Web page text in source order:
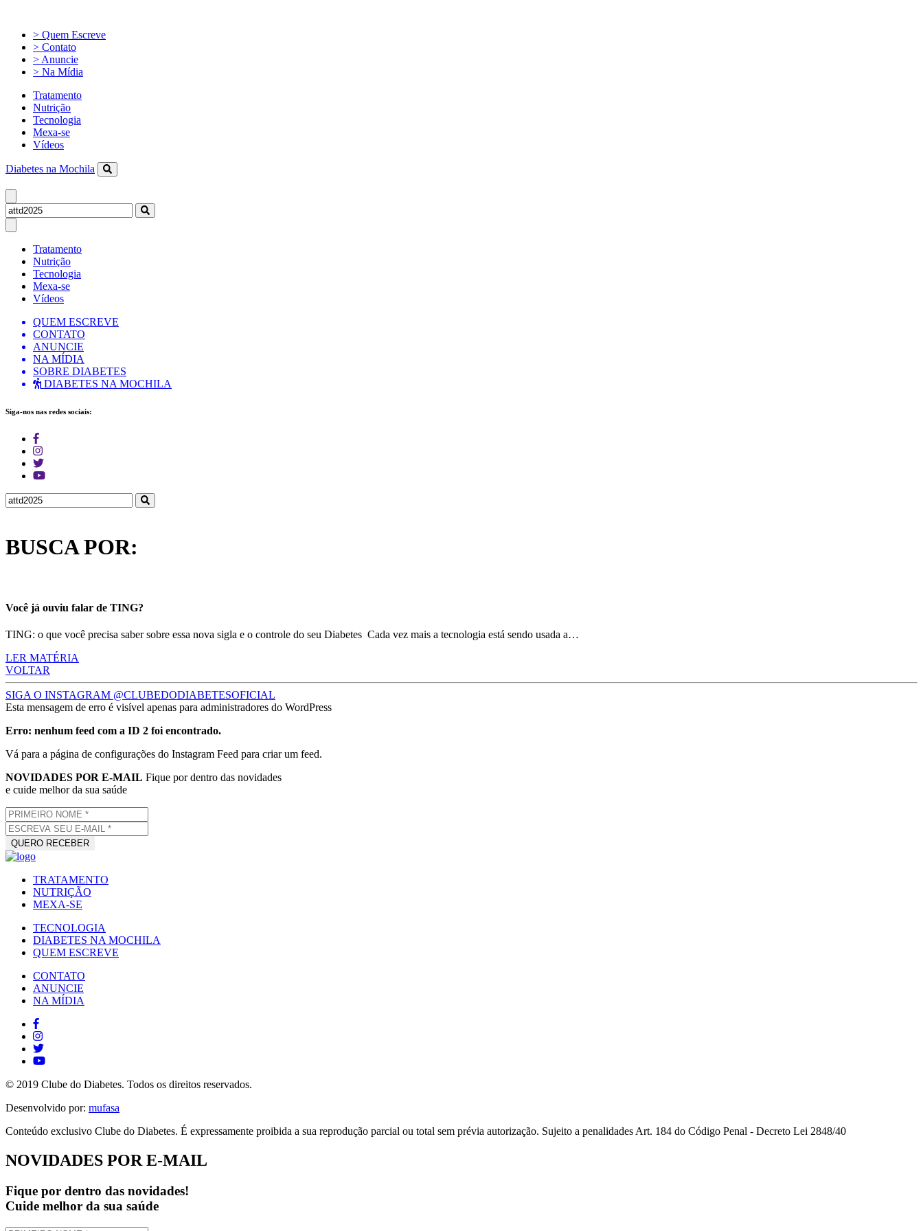
> Quem Escreve
> Contato
> Anuncie
> Na Mídia
Tratamento
Nutrição
Tecnologia
Mexa-se
Vídeos
Diabetes na Mochila
Tratamento
Nutrição
Tecnologia
Mexa-se
Vídeos
QUEM ESCREVE
CONTATO
ANUNCIE
NA MÍDIA
SOBRE DIABETES
DIABETES NA MOCHILA
Siga-nos nas redes sociais:
BUSCA POR:
Você já ouviu falar de TING?
TING: o que você precisa saber sobre essa nova sigla e o controle do seu Diabetes Cada vez mais a tecnologia está sendo usada a…
LER MATÉRIA
VOLTAR
SIGA O INSTAGRAM @CLUBEDODIABETESOFICIAL
Esta mensagem de erro é visível apenas para administradores do WordPress
Erro: nenhum feed com a ID 2 foi encontrado.
Vá para a página de configurações do Instagram Feed para criar um feed.
NOVIDADES POR E-MAIL Fique por dentro das novidades
e cuide melhor da sua saúde
TRATAMENTO
NUTRIÇÃO
MEXA-SE
TECNOLOGIA
DIABETES NA MOCHILA
QUEM ESCREVE
CONTATO
ANUNCIE
NA MÍDIA
© 2019 Clube do Diabetes. Todos os direitos reservados.
Desenvolvido por: mufasa
Conteúdo exclusivo Clube do Diabetes. É expressamente proibida a sua reprodução parcial ou total sem prévia autorização. Sujeito a penalidades Art. 184 do Código Penal - Decreto Lei 2848/40
NOVIDADES POR E-MAIL
Fique por dentro das novidades!
Cuide melhor da sua saúde